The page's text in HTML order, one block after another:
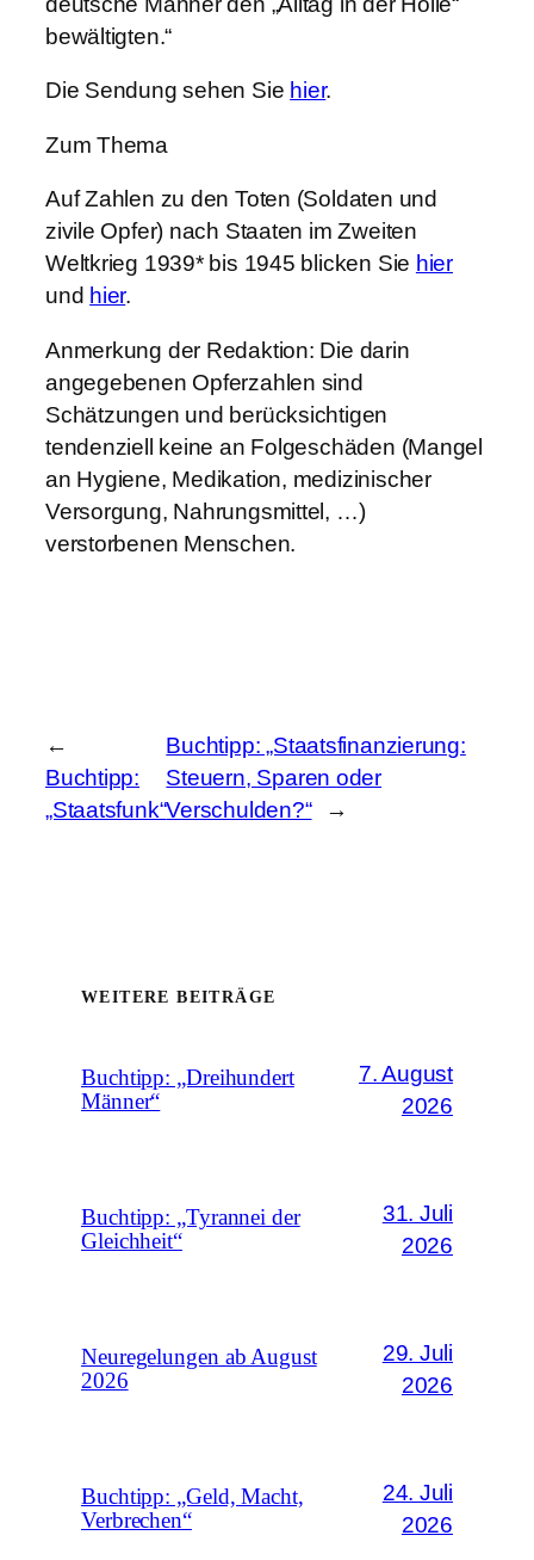
bewältigten.“
Die Sendung sehen Sie hier.
Zum Thema
Auf Zahlen zu den Toten (Soldaten und
zivile Opfer) nach Staaten im Zweiten
Weltkrieg 1939* bis 1945 blicken Sie hier
und hier.
Anmerkung der Redaktion: Die darin
angegebenen Opferzahlen sind
Schätzungen und berücksichtigen
tendenziell keine an Folgeschäden (Mangel
an Hygiene, Medikation, medizinischer
Versorgung, Nahrungsmittel, …)
verstorbenen Menschen.
←
Buchtipp:
„Staatsfunk“
Buchtipp: „Staatsfinanzierung:
Steuern, Sparen oder
Verschulden?“
→
WEITERE BEITRÄGE
Buchtipp: „Dreihundert
Männer“
7. August
2026
Buchtipp: „Tyrannei der
Gleichheit“
31. Juli
2026
Neuregelungen ab August
2026
29. Juli
2026
Buchtipp: „Geld, Macht,
Verbrechen“
24. Juli
2026